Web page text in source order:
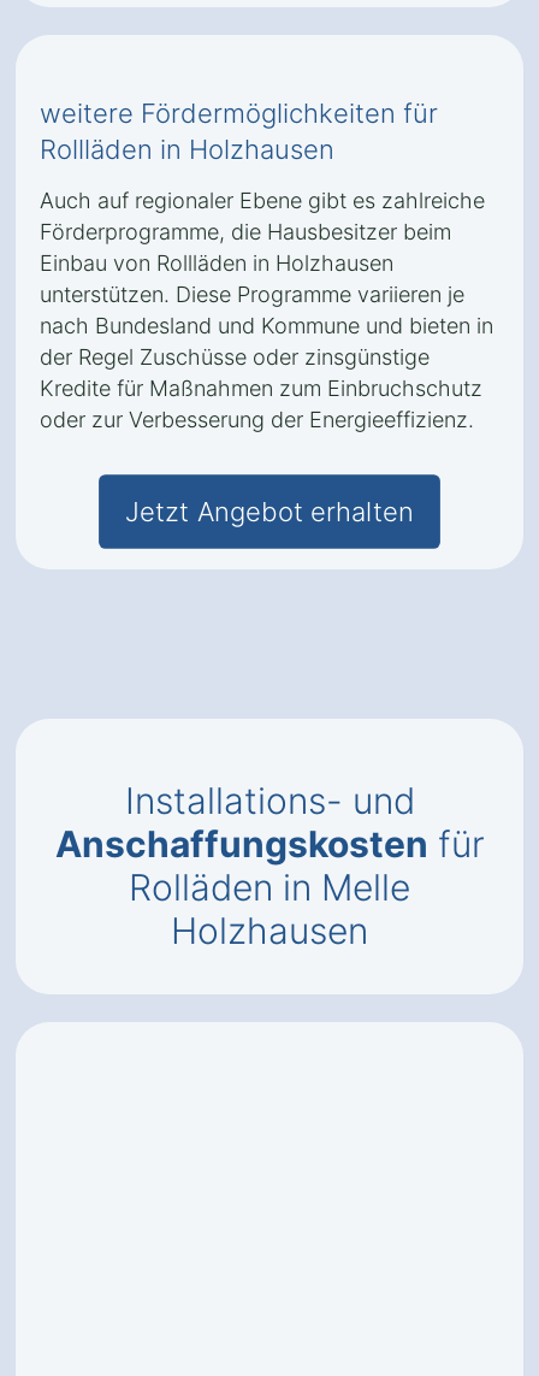
weitere Fördermöglichkeiten für
Rollläden in Holzhausen
Auch auf regionaler Ebene gibt es zahlreiche
Förderprogramme, die Hausbesitzer beim
Einbau von Rollläden in Holzhausen
unterstützen. Diese Programme variieren je
nach Bundesland und Kommune und bieten in
der Regel Zuschüsse oder zinsgünstige
Kredite für Maßnahmen zum Einbruchschutz
oder zur Verbesserung der Energieeffizienz.
Jetzt Angebot erhalten
Installations- und
Anschaffungskosten für
Rolläden in Melle
Holzhausen